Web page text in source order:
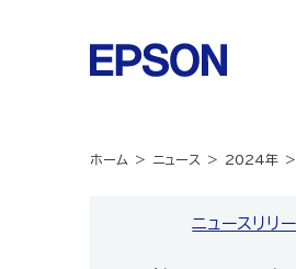
ホーム ニュース 2024年
ニュースリリ